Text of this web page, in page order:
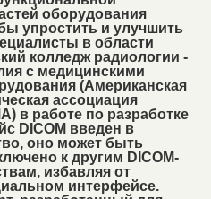
оборудования
упростить и улучшить
в области
колледж радиологии -
с медицинскими
(Американская
ассоциация
в работе по разработке
DICOM введен в
оно может быть
к другим DICOM-
избавляя от
интерфейсе.